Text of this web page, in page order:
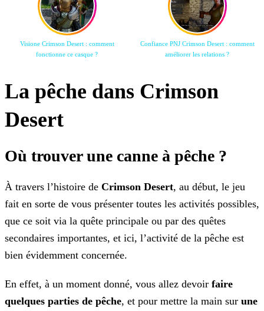
Visione Crimson Desert : comment
fonctionne ce casque ?
Confiance PNJ Crimson Desert : comment
améliorer les relations ?
La pêche dans Crimson
Desert
Où trouver une canne à pêche ?
À travers l’histoire de Crimson Desert, au début, le jeu
fait en sorte de vous présenter toutes les activités possibles,
que ce soit via la quête principale ou par des quêtes
secondaires importantes, et ici, l’activité de la pêche est
bien évidemment concernée.
En effet, à un moment donné, vous allez devoir faire
quelques parties de pêche, et pour mettre la main sur une